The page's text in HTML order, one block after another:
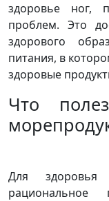
здоровье ног,
проблем. Это
здорового
питания, в
здоровые
Что
Для